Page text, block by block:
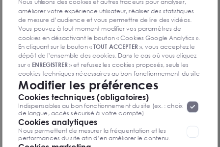
BUREAUX EN OPEN SPACE DES 36 M² A LOUER
Nous utilisons des cookies et autres traceurs pour analyser,
améliorer votre expérience utilisateur, réaliser des statistiques
de mesure d’audience et vous permettre de lire des vidéos.
Vous pouvez à tout moment modifier vos paramètres de
cookies en désactivant le bouton « Cookies Google Analytics ».
En cliquant sur le bouton «TOUT ACCEPTER», vous acceptez le
dépôt de l’ensemble des cookies. Dans le cas où vous cliquez
sur « ENREGISTRER» et refusez les cookies proposés, seuls les
cookies techniques nécessaires au bon fonctionnement du site
seront déposés. Pour plus d’informations, vous pouvez consulter
la page«Protection des données à caractère
personnel ».Lorsque vous naviguez sur notre site internet, il
peut être amenée à déposer des cookies. Vous avez la
possibilité de désactiver les cookies, ces réglages ne seront
valables que sur le navigateur que vous utilisez actuellement
Modifier les préférences
Cookies techniques (obligatoires)
Indispensables au bon fonctionnement du site (ex. : choix
de langue, accès sécurisé à votre compte).
Cookies analytiques
Nous permettent de mesurer la fréquentation et les
performances du site afin d’en améliorer le contenu.